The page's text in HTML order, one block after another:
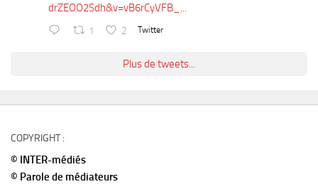
drZEOO2Sdh&v=vB6rCyVFB_...
1 2 Twitter
Plus de tweets...
COPYRIGHT :
© INTER-médiés
© Parole de médiateurs